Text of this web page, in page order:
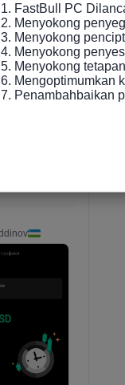
1. FastBull PC
2. Menyokong
3. Menyokong
4. Menyokong
5. Menyokong
6. Mengoptimumkan
7. Penambahbaikan